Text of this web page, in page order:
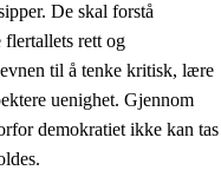
De skal forstå
flertallets rett og
til å tenke kritisk, lære
uenighet. Gjennom
demokratiet ikke kan tas